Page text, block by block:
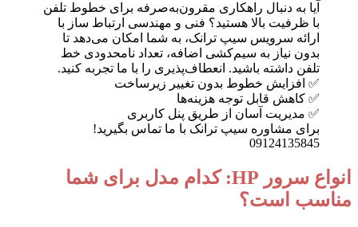
آیا به دنبال راهکاری مقرون‌به‌صرفه برای خطوط تلفن
با ظرفیت بالا هستید؟ فنی و مهندسی ارتباط ساز با
ارائه سرویس سیپ ترانک، به شما امکان می‌دهد تا
بدون نیاز به سیم‌کشی اضافه، تعداد نامحدودی خط
تلفن داشته باشید. انعطاف‌پذیری را با ما تجربه کنید.
✅ افزایش خطوط بدون تغییر زیرساخت
✅ کاهش قابل توجه هزینه‌ها
✅ مدیریت آسان از طریق پنل کاربری
برای مشاوره سیپ ترانک با ما تماس بگیرید!
09124135845
انواع سرور HP: کدام مدل برای شما
مناسب است؟